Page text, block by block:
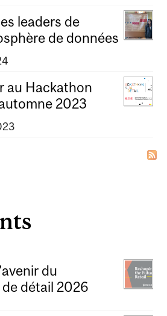
leaders de
de données
au Hackathon
2023
du
détail 2026